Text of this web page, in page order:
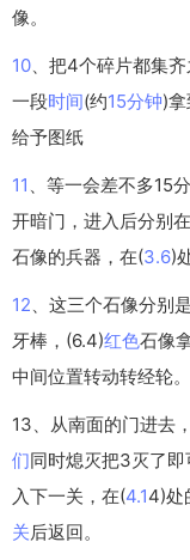
像。
10 、把4个碎片都集
一段时间(约15分钟)
给予图纸
11
、等一会差不多15
开暗门，进入后分别
石像的兵器，在(3.6)
12 、这三个石像分别
牙棒，(6.4)红色石像
中间位置转动转经轮。
13、从南面的门进去
们同时熄灭把3灭了
入下一关，在(4.14)处
关后返回。